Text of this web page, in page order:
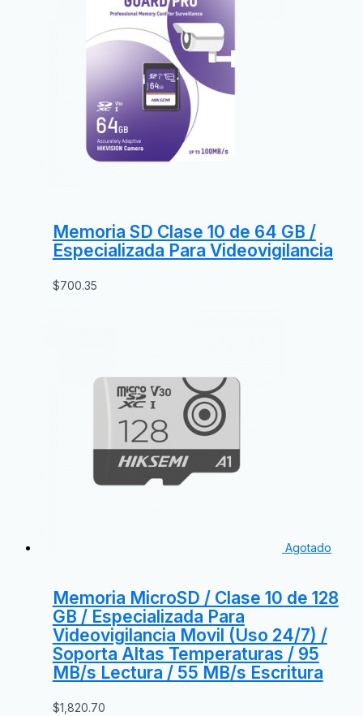
Memoria SD Clase 10 de 64 GB /
Especializada Para Videovigilancia
$700.35
Agotado
Memoria MicroSD / Clase 10 de 128
GB / Especializada Para
Videovigilancia Movil (Uso 24/7) /
Soporta Altas Temperaturas / 95
MB/s Lectura / 55 MB/s Escritura
$1,820.70